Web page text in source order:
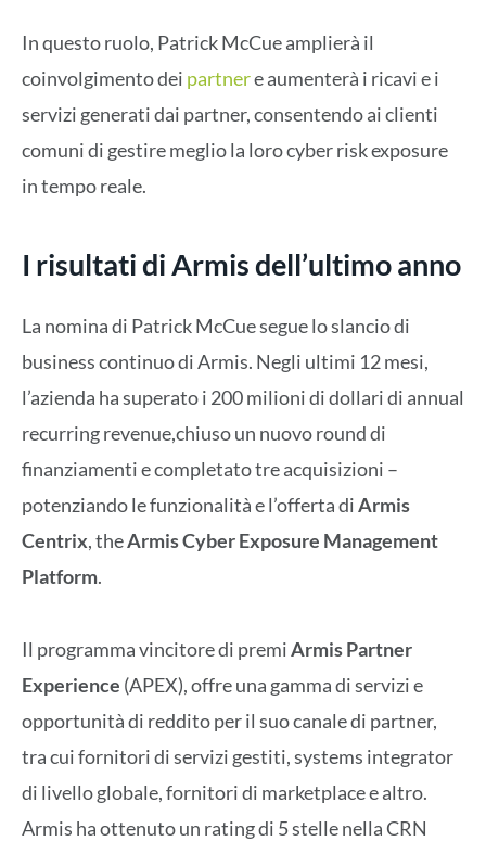
In questo ruolo, Patrick McCue amplierà il
coinvolgimento dei partnere aumenterà i ricavi e i
servizi generati dai partner, consentendo ai clienti
comuni di gestire meglio la loro cyber risk exposure
in tempo reale.
I risultati di Armis dell’ultimo anno
La nomina di Patrick McCue segue lo slancio di
business continuo di Armis. Negli ultimi 12 mesi,
l’azienda ha superato i 200 milioni di dollari di annual
recurring revenue,chiuso un nuovo round di
finanziamenti e completato tre acquisizioni –
potenziando le funzionalità e l’offerta diArmis
Centrix, theArmis Cyber Exposure Management
Platform.
Il programma vincitore di premiArmis Partner
Experience (APEX), offre una gamma di servizi e
opportunità di reddito per il suo canale di partner,
tra cui fornitori di servizi gestiti, systems integrator
di livello globale, fornitori di marketplace e altro.
Armis ha ottenuto un rating di 5 stelle nella CRN